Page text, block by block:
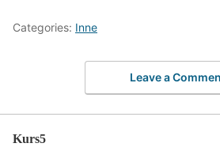
Categories: Inne
Leave a
Kurs5